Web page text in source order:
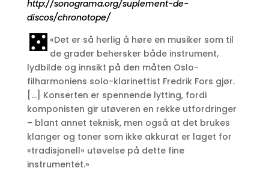
http://sonograma.org/suplement-de-
discos/chronotope/
«Det er så herlig å høre en musiker som til
de grader behersker både instrument,
lydbilde og innsikt på den måten Oslo-
filharmoniens solo-klarinettist Fredrik Fors gjør.
[…] Konserten er spennende lytting, fordi
komponisten gir utøveren en rekke utfordringer
– blant annet teknisk, men også at det brukes
klanger og toner som ikke akkurat er laget for
«tradisjonell» utøvelse på dette fine
instrumentet.»